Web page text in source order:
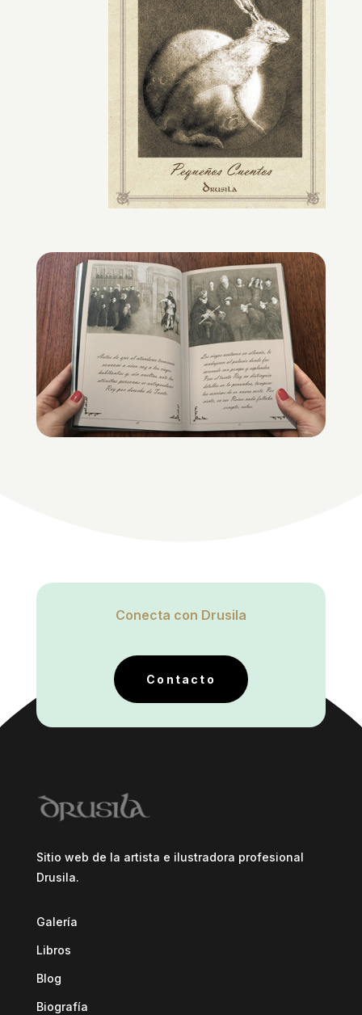
Conecta con Drusila
Contacto
Sitio web de la artista e ilustradora profesional
Drusila.
Galería
Libros
Blog
Biografía